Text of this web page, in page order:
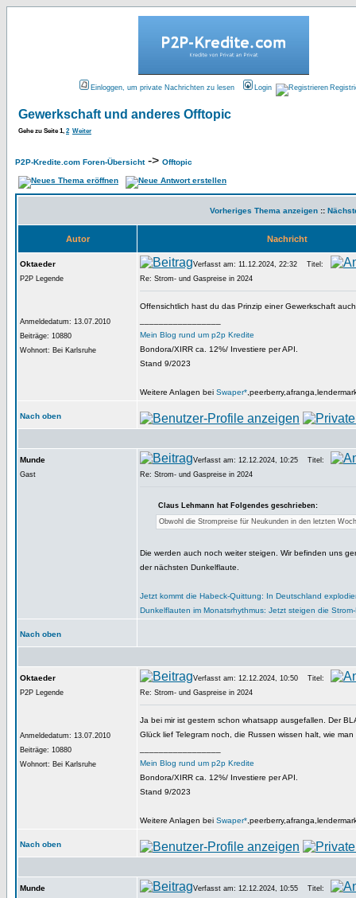
Einloggen, um private Nachrichten zu lesen Login
Gewerkschaft und anderes Offtopic
Gehe zu Seite1, 2 Weiter
P2P-Kredite.com Foren-Übersicht-> Offtopic
Vorheriges Thema anzeigen ::
Autor Nachricht
Oktaeder
P2P Legende
Anmeldedatum: 13.07.2010
Beiträge: 10880
Wohnort: Bei Karlsruhe
Verfasst am: 11.12.2024, 22:32
Titel:
Re: Strom- und Gaspreise in 2024
Offensichtlich hast du das Prinzip einer Gewerkschaft
Mein Blog rund um p2p Kredite
Bondora/XIRR ca. 12%/ Investiere per API.
Stand 9/2023
Weitere Anlagen bei Swaper*
Nach oben
Munde
Gast
Verfasst am: 12.12.2024, 10:25
Titel:
Re: Strom- und Gaspreise in 2024
Claus Lehmann hat Folgendes geschrieben:
Obwohl die Strompreise für Neukunden in den letzten
Die werden auch noch weiter steigen. Wir befinden uns
der nächsten Dunkelflaute.
Jetzt kommt die Habeck-Quittung: In Deutschland
Dunkelflauten im Monatsrhythmus: Jetzt steigen die
Nach oben
Oktaeder
P2P Legende
Anmeldedatum: 13.07.2010
Beiträge: 10880
Wohnort: Bei Karlsruhe
Verfasst am: 12.12.2024, 10:50
Titel:
Re: Strom- und Gaspreise in 2024
Ja bei mir ist gestern schon whatsapp ausgefallen. Der
Glück lief Telegram noch, die Russen wissen halt, wie
Mein Blog rund um p2p Kredite
Bondora/XIRR ca. 12%/ Investiere per API.
Stand 9/2023
Weitere Anlagen bei Swaper*
Nach oben
Munde Verfasst am: 12.12.2024, 10:55
Titel: